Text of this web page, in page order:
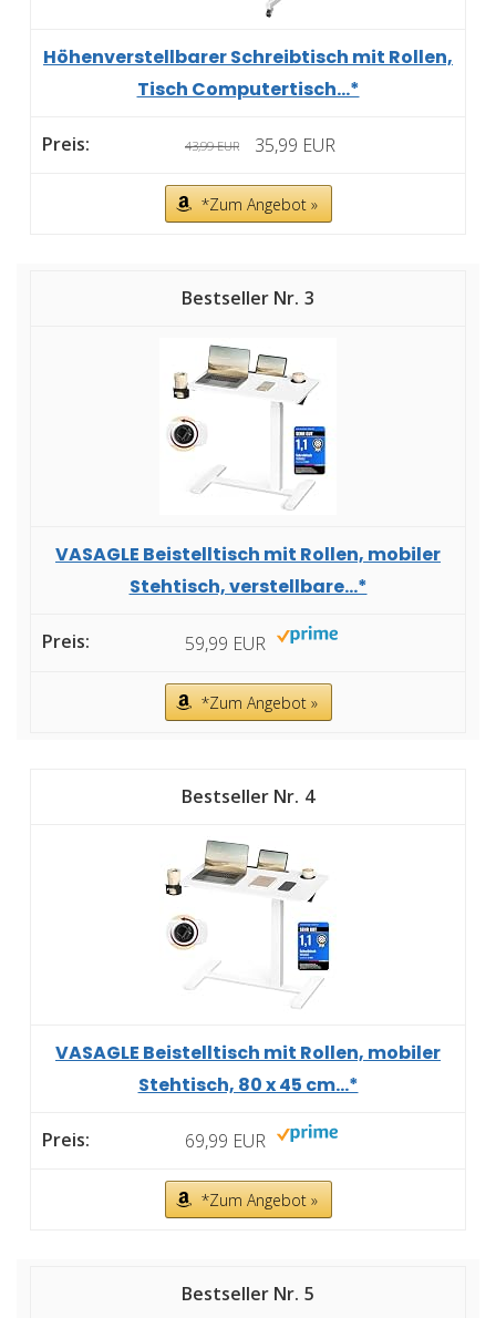
Höhenverstellbarer Schreibtisch mit Rollen,
Tisch Computertisch...*
43,99 EUR 35,99 EUR
*Zum Angebot »
3
VASAGLE Beistelltisch mit Rollen, mobiler
Stehtisch, verstellbare...*
59,99 EUR
*Zum Angebot »
4
VASAGLE Beistelltisch mit Rollen, mobiler
Stehtisch, 80 x 45 cm...*
69,99 EUR
*Zum Angebot »
5